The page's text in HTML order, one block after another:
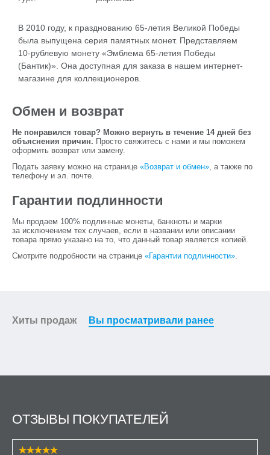
В 2010 году, к празднованию 65-летия Великой Победы
была выпущена серия памятных монет. Представляем
10-рублевую монету «Эмблема 65-летия Победы
(Бантик)». Она доступная для заказа в нашем интернет-
магазине для коллекционеров.
Обмен и возврат
Не понравился товар? Можно вернуть в течение 14 дней без
объяснения причин. Просто свяжитесь с нами и мы поможем
оформить возврат или замену.
Подать заявку можно на странице «Возврат и обмен», а также по
телефону и эл. почте.
Гарантии подлинности
Мы продаем 100% подлинные монеты, банкноты и марки
за исключением тех случаев, если в названии или описании
товара прямо указано на то, что данный товар является копией.
Смотрите подробности на странице «Гарантии подлинности».
Хиты продаж Вы просматривали ранее
ОТЗЫВЫ ПОКУПАТЕЛЕЙ